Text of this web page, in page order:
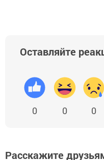
Оставляйте
0 0 0
Расскажите